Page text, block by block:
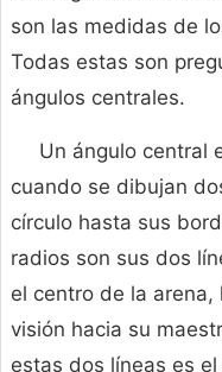
son las medidas de
Todas estas son
ángulos centrales.
Un ángulo central
cuando se dibujan
círculo hasta sus
radios son sus dos
el centro de la arena,
visión hacia su
estas dos líneas es